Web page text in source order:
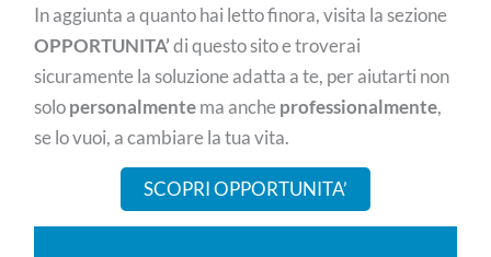
In aggiunta a quanto hai letto finora, visita la sezione
OPPORTUNITA’di questo sito e troverai
sicuramente la soluzione adatta a te, per aiutarti non
solopersonalmentema ancheprofessionalmente,
se lo vuoi, a cambiare la tua vita.
SCOPRI OPPORTUNITA’